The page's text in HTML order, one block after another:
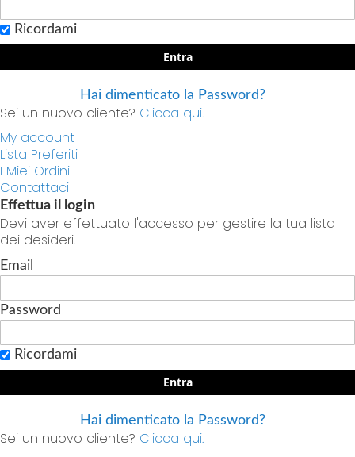
Ricordami
Entra
Hai dimenticato la Password?
Sei un nuovo cliente? Clicca qui.
My account
Lista Preferiti
I Miei Ordini
Contattaci
Effettua il login
Devi aver effettuato l'accesso per gestire la tua lista
dei desideri.
Email
Password
Ricordami
Entra
Hai dimenticato la Password?
Sei un nuovo cliente? Clicca qui.